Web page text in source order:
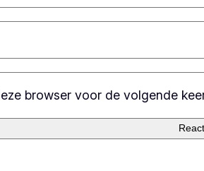
browser voor de volgende